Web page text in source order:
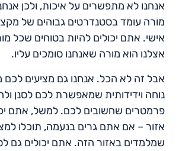
אנחנו לא מתפשרים על איכות, ולכן
מורה עומד בסטנדרטים גבוהים של
אישי. אתם יכולים להיות בטוחים שכל
אצלנו הוא מורה שאנחנו סומכים עליו.
אבל זה לא הכל. אנחנו גם מציעים
נוחה וידידותית שמאפשרת לכם לסנן
פרמטרים שחשובים לכם. למשל, אתם
אזור – אם אתם גרים בנעמה, תוכלו
שמלמדים באזור הזה. אתם יכולים גם